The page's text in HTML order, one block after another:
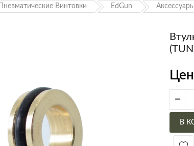
Пневматические Винтовки EdGun
В